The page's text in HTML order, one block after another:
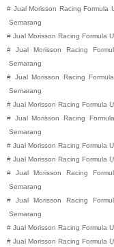
# Jual Morisson Racing Formula
Semarang
# Jual Morisson Racing Formula
#
Jual Morisson Racing
Semarang
# Jual Morisson Racing
Semarang
# Jual Morisson Racing Formula
# Jual Morisson Racing
Semarang
# Jual Morisson Racing Formula
# Jual Morisson Racing Formula
#
Jual Morisson Racing
Semarang
#
Jual Morisson Racing
Semarang
# Jual Morisson Racing Formula
# Jual Morisson Racing Formula